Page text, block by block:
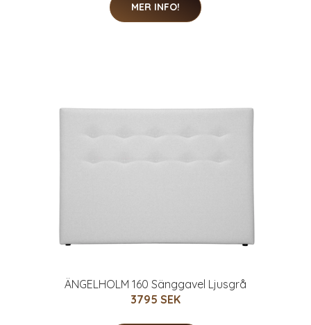
MER INFO!
ÄNGELHOLM 160 Sänggavel Ljusgrå
3795 SEK